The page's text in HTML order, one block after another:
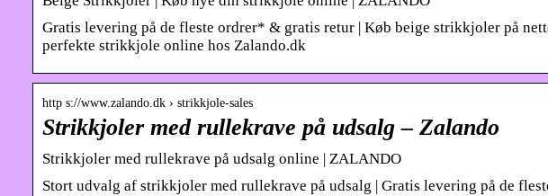
Gratis levering på de fleste ordrer* & gratis retur | Køb beige strikkjoler på
perfekte strikkjole online hos Zalando.dk
http s://www.zalando.dk › strikkjole-sales
Strikkjoler med rullekrave på udsalg – Zalando
Strikkjoler med rullekrave på udsalg online | ZALANDO
Stort udvalg af strikkjoler med rullekrave på udsalg | Gratis levering på de